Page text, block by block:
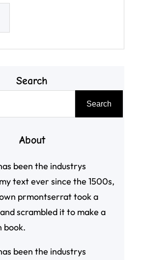
Search
Search
About
been the industrys
text ever since the 1500s,
prmontserrat took a
scrambled it to make a
book.
been the industrys